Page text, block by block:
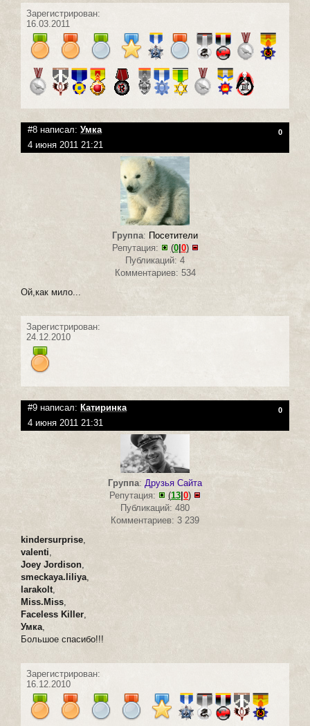
Зарегистрирован:
16.03.2011
#8 написал: Умка 0
4 июня 2011 21:21
Группа: Посетители
Репутация:
(0|0)
Публикаций: 4
Комментариев: 534
Ой,как мило...
Зарегистрирован:
24.12.2010
#9 написал: Катиринка 0
4 июня 2011 21:31
Группа: Друзья Сайта
Репутация:
(13 0)
Публикаций: 480
Комментариев: 3 239
kindersurprise,
valenti,
Joey Jordison,
smeckaya.liliya,
larakolt,
Miss.Miss,
Faceless Killer,
Умка,
Большое спасибо!!!
Зарегистрирован:
16.12.2010